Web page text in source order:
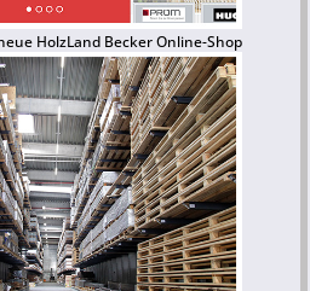
HolzLand Becker Online-Shop